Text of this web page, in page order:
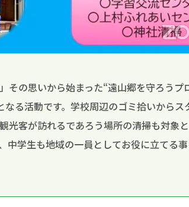
その思いから始まった“遠山郷を守ろうプ
なる活動です。学校周辺のゴミ拾いからス
光客が訪れるであろう場所の清掃も対象
中学生も地域の一員としてお役に立てる